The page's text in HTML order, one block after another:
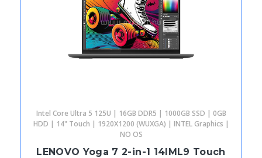
Intel Core Ultra 5 125U | 16GB DDR5 | 1000GB SSD | 0GB
HDD | 14" Touch | 1920X1200 (WUXGA) | INTEL Graphics |
NO OS
LENOVO Yoga 7 2-in-1 14IML9 Touch